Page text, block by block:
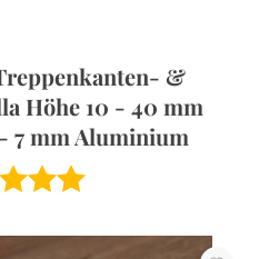
&
Höhe 10 - 40 mm
7 mm Aluminium